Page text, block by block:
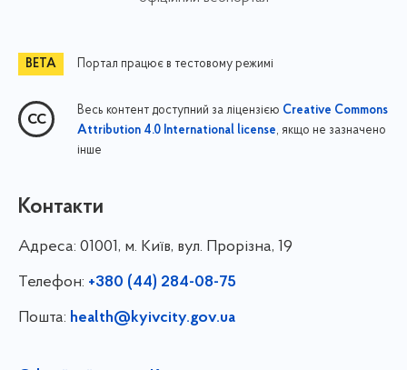
Портал працює в тестовому режимі
Весь контент доступний за ліцензією Creative Commons
Attribution 4.0 International license, якщо не зазначено
інше
Контакти
Адреса: 01001, м. Київ, вул. Прорізна, 19
Телефон: +380 (44) 284-08-75
Пошта: health@kyivcity.gov.ua